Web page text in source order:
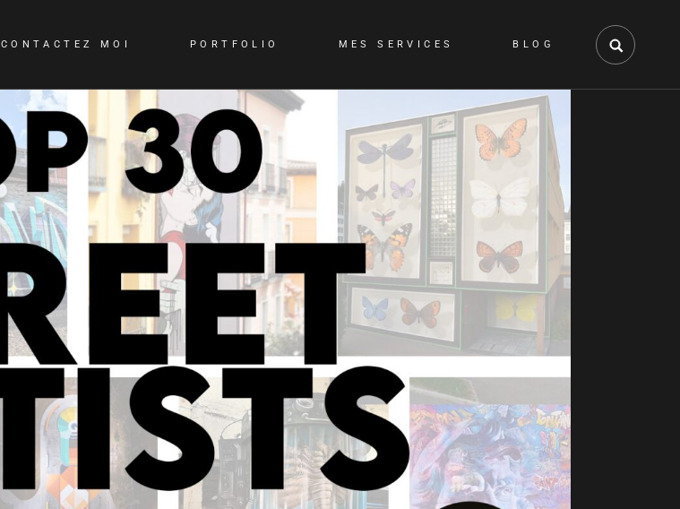
CONTACTEZ MOI
CONTACTEZ MOI
QUI SUIS-JE?
PORTFOLIO MES SERVICES
GRAPHISME
WEB
VIDÉO
BLOG